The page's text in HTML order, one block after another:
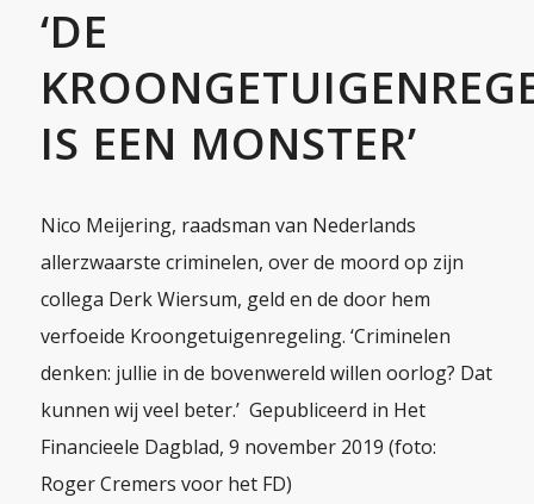
‘DE
IS EEN MONSTER’
Nico Meijering, raadsman van Nederlands
allerzwaarste criminelen, over de moord op zijn
collega Derk Wiersum, geld en de door hem
verfoeide Kroongetuigenregeling. ‘Criminelen
denken: jullie in de bovenwereld willen oorlog? Dat
kunnen wij veel beter.’ Gepubliceerd in Het
Financieele Dagblad, 9 november 2019 (foto:
Roger Cremers voor het FD)